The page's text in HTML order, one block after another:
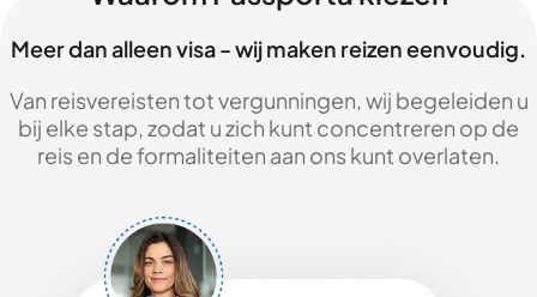
Meer dan alleen visa - wij maken reizen eenvoudig.
Van reisvereisten tot vergunningen, wij begeleiden u
bij elke stap, zodat u zich kunt concentreren op de
reis en de formaliteiten aan ons kunt overlaten.